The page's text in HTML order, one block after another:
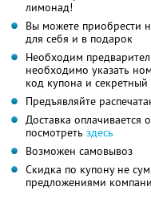
лимонад!
Вы можете приобрести
для себя и в подарок
Необходим
необходимо указать
код купона и
Предъявляйте
Доставка оплачивается
посмотреть здесь
Возможен самовывоз
Скидка по купону не
предложениями